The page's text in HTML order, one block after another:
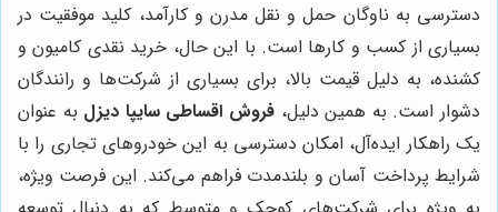
دسترسی به ناوگان حمل و نقل مدرن و کارآمد، کلید موفقیت در
بسیاری از کسب و کارها است. با این حال، خرید نقدی کامیون و
کشنده، به دلیل قیمت بالا، برای بسیاری از شرکت‌ها و رانندگان
دشوار است. به همین دلیل، فروش اقساطی سایپا دیزل به عنوان
یک راهکار ایده‌آل، امکان دسترسی به این خودروهای تجاری را با
شرایط پرداخت آسان و بلندمدت فراهم می‌کند. این فرصت ویژه،